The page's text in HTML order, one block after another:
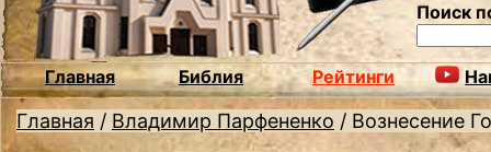
Поиск
Главная Библия Рейтинги
Главная / Владимир Парфененко / Вознесение